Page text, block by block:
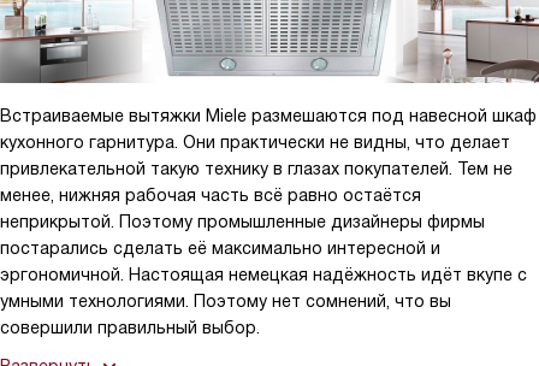
Встраиваемые вытяжки Miele размешаются под навесной шкаф
кухонного гарнитура. Они практически не видны, что делает
привлекательной такую технику в глазах покупателей. Тем не
менее, нижняя рабочая часть всё равно остаётся
неприкрытой. Поэтому промышленные дизайнеры фирмы
постарались сделать её максимально интересной и
эргономичной. Настоящая немецкая надёжность идёт вкупе с
умными технологиями. Поэтому нет сомнений, что вы
совершили правильный выбор.